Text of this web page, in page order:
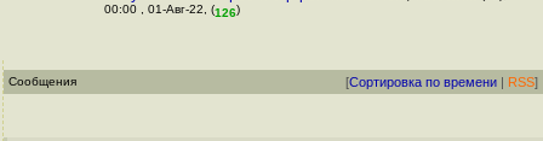
00:00 , 01-Авг-22, (126)
Сообщения [Сортировка по времени | RSS]